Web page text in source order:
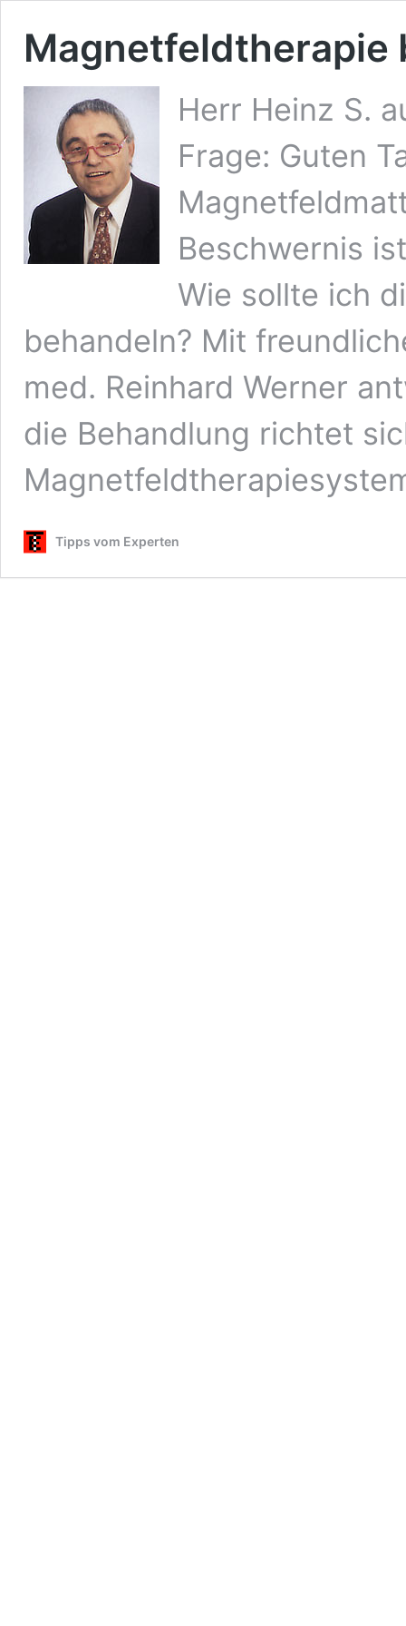
Magnetfeldtherapie
Herr Heinz S.
Frage: Guten
Beschwernis
Wie sollte ich
behandeln? Mit
med. Reinhard Werner
die Behandlung richtet
Tipps vom Experten